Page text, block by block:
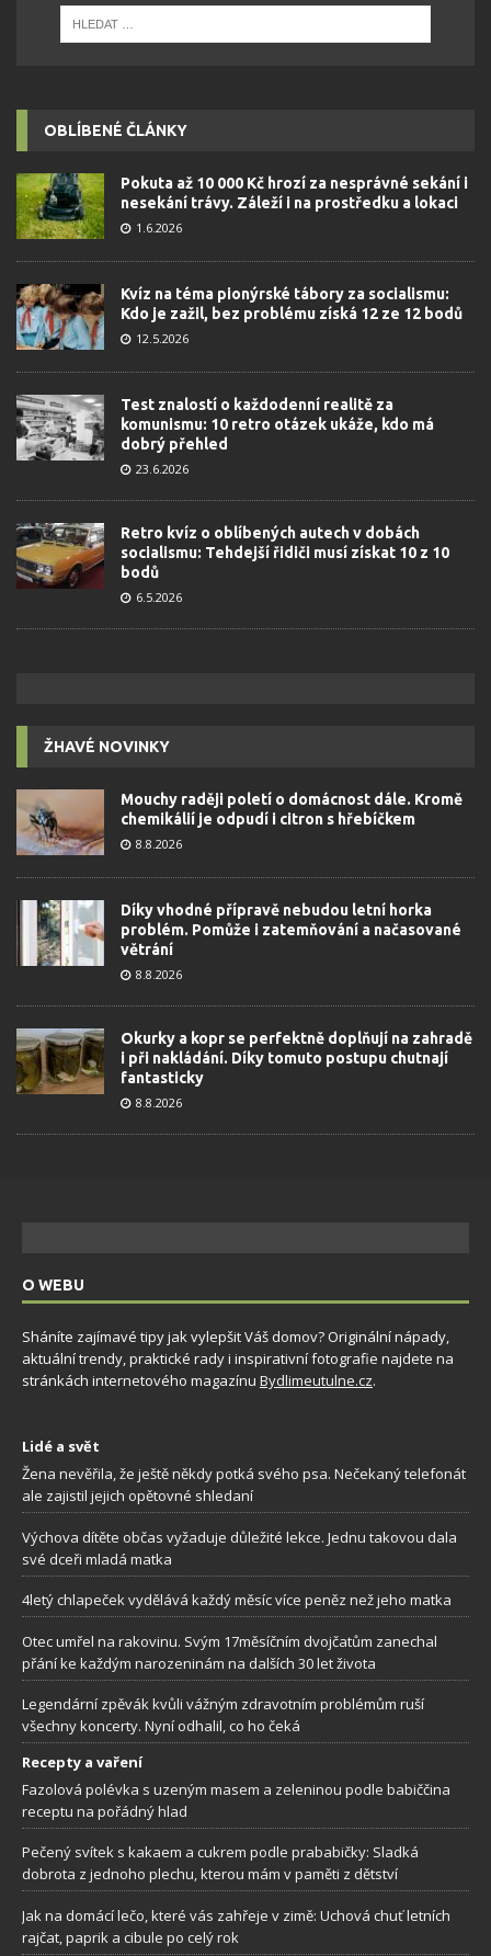
OBLÍBENÉ ČLÁNKY
Pokuta až 10 000 Kč hrozí za nesprávné sekání i
nesekání trávy. Záleží i na prostředku a lokaci
1.6.2026
Kvíz na téma pionýrské tábory za socialismu:
Kdo je zažil, bez problému získá 12 ze 12 bodů
12.5.2026
Test znalostí o každodenní realitě za
komunismu: 10 retro otázek ukáže, kdo má
dobrý přehled
23.6.2026
Retro kvíz o oblíbených autech v dobách
socialismu: Tehdejší řidiči musí získat 10 z 10
bodů
6.5.2026
ŽHAVÉ NOVINKY
Mouchy raději poletí o domácnost dále. Kromě
chemikálií je odpudí i citron s hřebíčkem
8.8.2026
Díky vhodné přípravě nebudou letní horka
problém. Pomůže i zatemňování a načasované
větrání
8.8.2026
Okurky a kopr se perfektně doplňují na zahradě
i při nakládání. Díky tomuto postupu chutnají
fantasticky
8.8.2026
O WEBU
Sháníte zajímavé tipy jak vylepšit Váš domov? Originální nápady,
aktuální trendy, praktické rady i inspirativní fotografie najdete na
stránkách internetového magazínu Bydlimeutulne.cz.
Lidé a svět
Žena nevěřila, že ještě někdy potká svého psa. Nečekaný telefonát
ale zajistil jejich opětovné shledaní
Výchova dítěte občas vyžaduje důležité lekce. Jednu takovou dala
své dceři mladá matka
4letý chlapeček vydělává každý měsíc více peněz než jeho matka
Otec umřel na rakovinu. Svým 17měsíčním dvojčatům zanechal
přání ke každým narozeninám na dalších 30 let života
Legendární zpěvák kvůli vážným zdravotním problémům ruší
všechny koncerty. Nyní odhalil, co ho čeká
Recepty a vaření
Fazolová polévka s uzeným masem a zeleninou podle babiččina
receptu na pořádný hlad
Pečený svítek s kakaem a cukrem podle prababičky: Sladká
dobrota z jednoho plechu, kterou mám v paměti z dětství
Jak na domácí lečo, které vás zahřeje v zimě: Uchová chuť letních
rajčat, paprik a cibule po celý rok